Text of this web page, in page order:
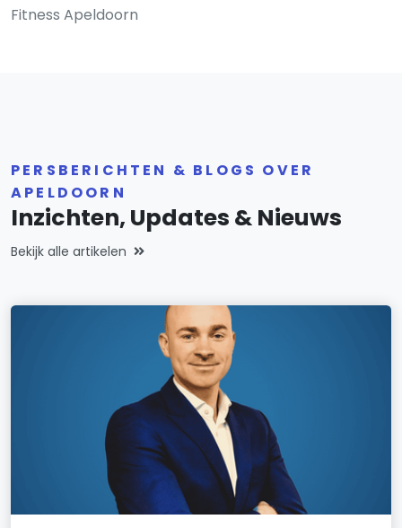
Fitness Apeldoorn
PERSBERICHTEN & BLOGS OVER
APELDOORN
Inzichten, Updates & Nieuws
Bekijk alle artikelen